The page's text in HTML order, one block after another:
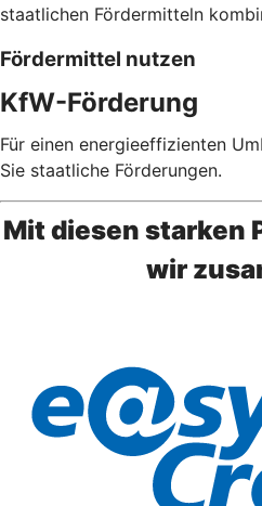
staatlichen Fördermitteln
Fördermittel nutzen
KfW-Förderung
Für einen energieeffizienten
Sie staatliche Förderungen.
Mit diesen starken
wir